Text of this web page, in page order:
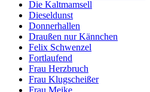
Die Kaltmamsell
Dieseldunst
Donnerhallen
Draußen nur Kännchen
Felix Schwenzel
Fortlaufend
Frau Herzbruch
Frau Klugscheißer
Frau Meike